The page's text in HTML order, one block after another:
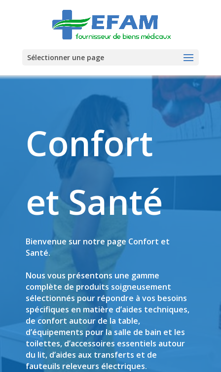
Sélectionner une page
Confort
et Santé
Bienvenue sur notre page Confort et
Santé.
Nous vous présentons une gamme
complète de produits soigneusement
sélectionnés pour répondre à vos besoins
spécifiques en matière d’aides techniques,
de confort autour de la table,
d’équipements pour la salle de bain et les
toilettes, d’accessoires essentiels autour
du lit, d’aides aux transferts et de
fauteuils releveurs électriques.